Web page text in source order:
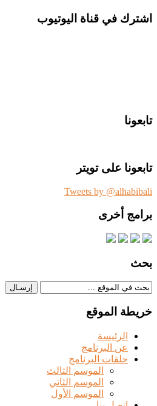
اشترك في قناة اليوتيوب
تابعونا
تابعونا على تويتر
Tweets by @alhabibali
برامج أخرى
بحث
خريطة الموقع
الرئيسة
عن البرنامج
حلقات البرنامج
الموسم الثالث
الموسم الثاني
الموسم الأول